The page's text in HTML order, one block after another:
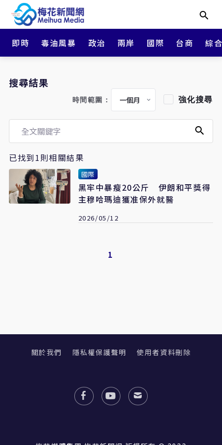
即時 毒油風暴 政治 兩岸 國際 台商 綜
搜尋結果
時間範圍： 強化搜尋
已找到1則相關結果
國際
黑牢中暴瘦20公斤 伊朗和平獎得
主穆哈瑪迪獲准保外就醫
2026/05/12
1
關於我們 隱私權保護聲明 使用者資料刪除